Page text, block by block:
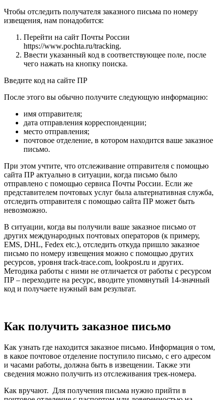
Чтобы отследить получателя заказного письма по номеру
извещения, нам понадобится:
Перейти на сайт Почты России
https://www.pochta.ru/tracking.
Ввести указанный код в соответствующее поле, после
чего нажать на кнопку поиска.
Введите код на сайте ПР
После этого вы обычно получите следующую информацию:
имя отправителя;
дата отправления корреспонденции;
место отправления;
почтовое отделение, в котором находится ваше заказное
письмо.
При этом учтите, что отслеживание отправителя с помощью
сайта ПР актуально в ситуации, когда письмо было
отправлено с помощью сервиса Почты России. Если же
представителем почтовых услуг была альтернативная служба,
отследить отправителя с помощью сайта ПР может быть
невозможно.
В ситуации, когда вы получили ваше заказное письмо от
других международных почтовых операторов (к примеру,
EMS, DHL, Fedex etc.), отследить откуда пришло заказное
письмо по номеру извещения можно с помощью других
ресурсов, уровня track-trace.com, lookpost.ru и других.
Методика работы с ними не отличается от работы с ресурсом
ПР – переходите на ресурс, вводите упомянутый 14-значный
код и получаете нужный вам результат.
Как получить заказное письмо
Как узнать где находится заказное письмо. Информация о том,
в какое почтовое отделение поступило письмо, с его адресом
и часами работы, должна быть в извещении. Также эти
сведения можно получить из отслеживания трек-номера.
Как вручают. Для получения письма нужно прийти в